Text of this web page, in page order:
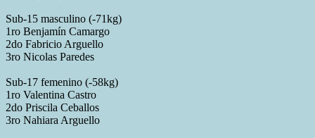
Sub-15 masculino (-71kg)
1ro Benjamín Camargo
2do Fabricio Arguello
3ro Nicolas Paredes
Sub-17 femenino (-58kg)
1ro Valentina Castro
2do Priscila Ceballos
3ro Nahiara Arguello